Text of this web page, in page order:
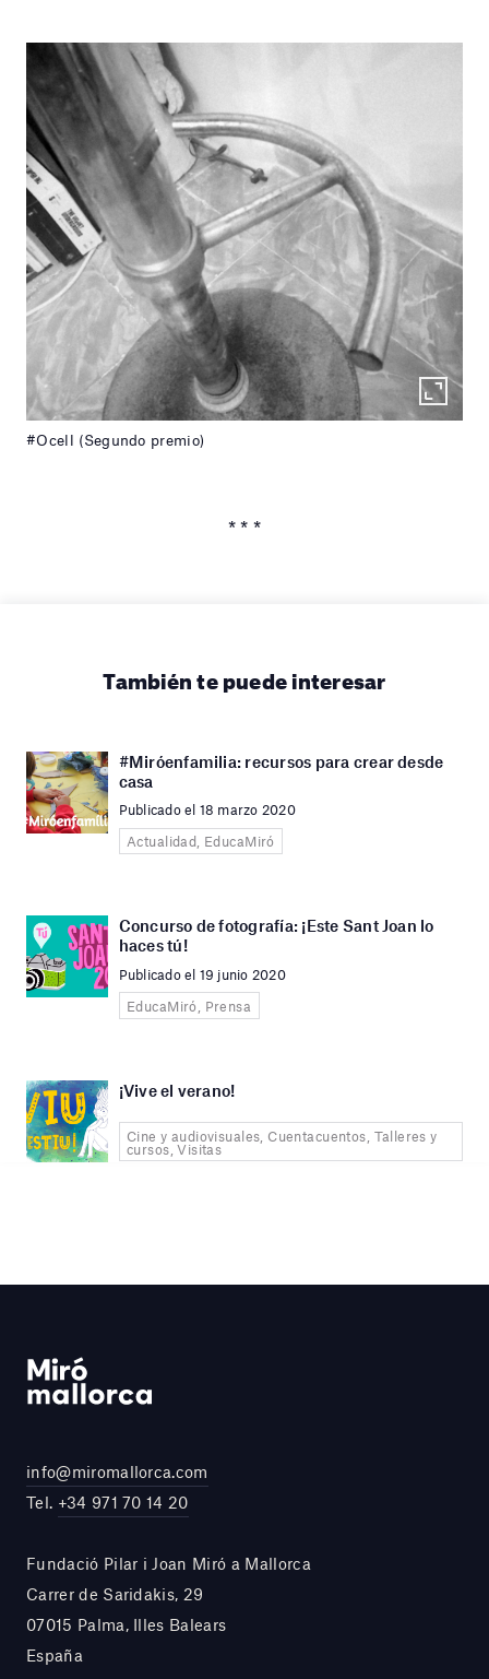
#Ocell (Segundo premio)
* * *
También te puede interesar
#Miróenfamilia: recursos para crear desde
casa
Publicado el 18 marzo 2020
Actualidad, EducaMiró
Concurso de fotografía: ¡Este Sant Joan lo
haces tú!
Publicado el 19 junio 2020
EducaMiró, Prensa
¡Vive el verano!
Cine y audiovisuales, Cuentacuentos, Talleres y
cursos, Visitas
info@miromallorca.com
Tel. +34 971 70 14 20
Fundació Pilar i Joan Miró a Mallorca
Carrer de Saridakis, 29
07015 Palma, Illes Balears
España